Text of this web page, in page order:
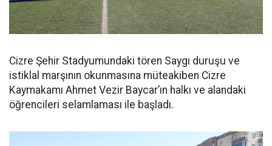
Cizre Şehir Stadyumundaki tören Saygı duruşu ve
istiklal marşının okunmasına müteakiben Cizre
Kaymakamı Ahmet Vezir Baycar’ın halkı ve alandaki
öğrencileri selamlaması ile başladı.